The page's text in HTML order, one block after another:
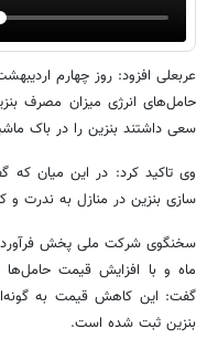
عربعلی افزود: روز چهارم
سعی داشتند بنزین را در باک‌
وی تاکید کرد: در این میان که
سازی بنزین در منازل به ندرت و
سخنگوی شرکت ملی پخش
ماه و با افزایش قیمت
بنزین ثبت شده است.